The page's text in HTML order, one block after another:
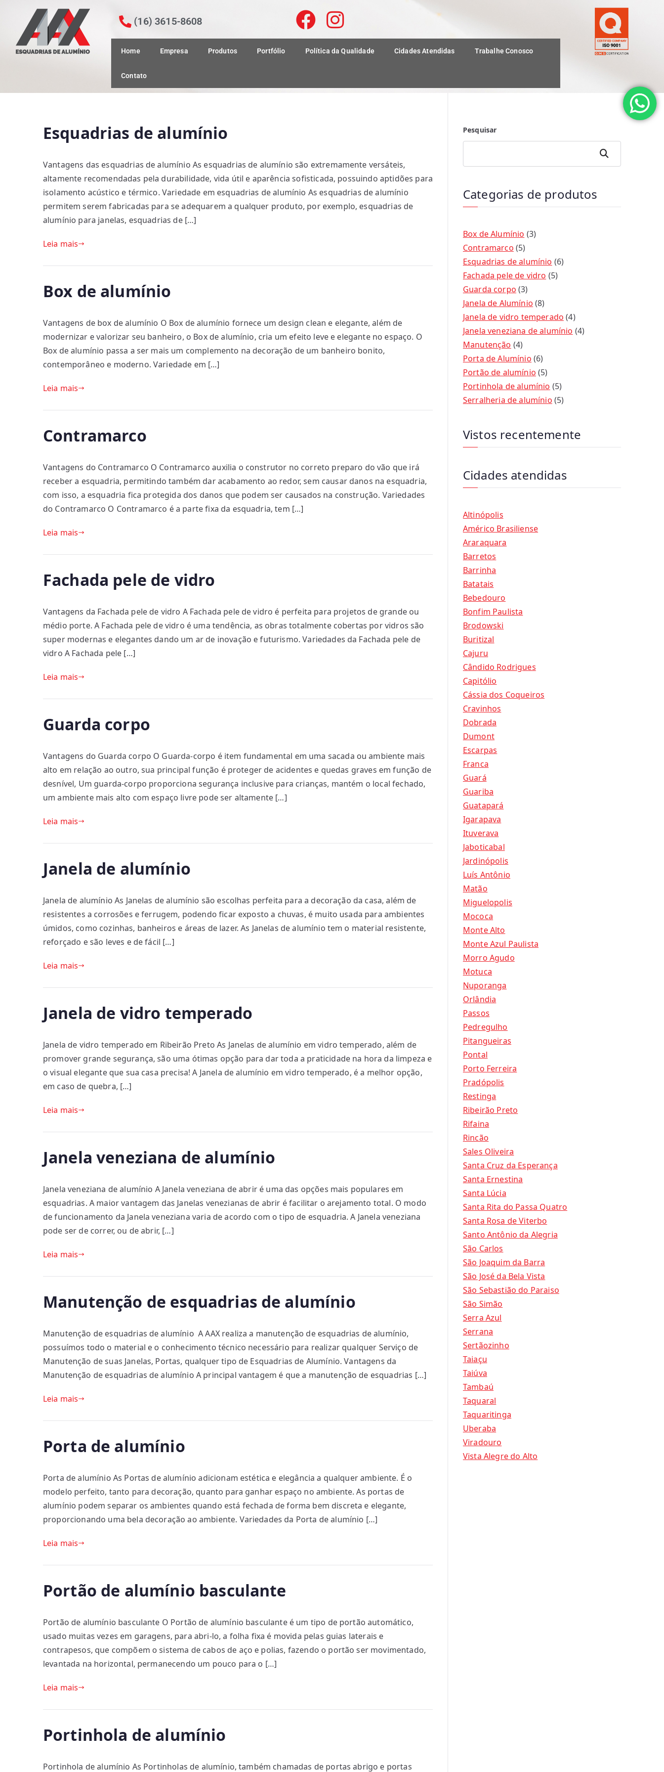
(16) 3615-8608
Home Empresa Produtos Portfólio Política da Qualidade Cidades Atendidas Trabalhe Conosco
Contato
Esquadrias de alumínio
Vantagens das esquadrias de alumínio As esquadrias de alumínio são extremamente versáteis,
altamente recomendadas pela durabilidade, vida útil e aparência sofisticada, possuindo aptidões para
isolamento acústico e térmico. Variedade em esquadrias de alumínio As esquadrias de alumínio
permitem serem fabricadas para se adequarem a qualquer produto, por exemplo, esquadrias de
alumínio para janelas, esquadrias de […]
Leia mais
Box de alumínio
Vantagens de box de alumínio O Box de alumínio fornece um design clean e elegante, além de
modernizar e valorizar seu banheiro, o Box de alumínio, cria um efeito leve e elegante no espaço. O
Box de alumínio passa a ser mais um complemento na decoração de um banheiro bonito,
contemporâneo e moderno. Variedade em […]
Leia mais
Contramarco
Vantagens do Contramarco O Contramarco auxilia o construtor no correto preparo do vão que irá
receber a esquadria, permitindo também dar acabamento ao redor, sem causar danos na esquadria,
com isso, a esquadria fica protegida dos danos que podem ser causados na construção. Variedades
do Contramarco O Contramarco é a parte fixa da esquadria, tem […]
Leia mais
Fachada pele de vidro
Vantagens da Fachada pele de vidro A Fachada pele de vidro é perfeita para projetos de grande ou
médio porte. A Fachada pele de vidro é uma tendência, as obras totalmente cobertas por vidros são
super modernas e elegantes dando um ar de inovação e futurismo. Variedades da Fachada pele de
vidro A Fachada pele […]
Leia mais
Guarda corpo
Vantagens do Guarda corpo O Guarda-corpo é item fundamental em uma sacada ou ambiente mais
alto em relação ao outro, sua principal função é proteger de acidentes e quedas graves em função de
desnível, Um guarda-corpo proporciona segurança inclusive para crianças, mantém o local fechado,
um ambiente mais alto com espaço livre pode ser altamente […]
Leia mais
Janela de alumínio
Janela de alumínio As Janelas de alumínio são escolhas perfeita para a decoração da casa, além de
resistentes a corrosões e ferrugem, podendo ficar exposto a chuvas, é muito usada para ambientes
úmidos, como cozinhas, banheiros e áreas de lazer. As Janelas de alumínio tem o material resistente,
reforçado e são leves e de fácil […]
Leia mais
Janela de vidro temperado
Janela de vidro temperado em Ribeirão Preto As Janelas de alumínio em vidro temperado, além de
promover grande segurança, são uma ótimas opção para dar toda a praticidade na hora da limpeza e
o visual elegante que sua casa precisa! A Janela de alumínio em vidro temperado, é a melhor opção,
em caso de quebra, […]
Leia mais
Janela veneziana de alumínio
Janela veneziana de alumínio A Janela veneziana de abrir é uma das opções mais populares em
esquadrias. A maior vantagem das Janelas venezianas de abrir é facilitar o arejamento total. O modo
de funcionamento da Janela veneziana varia de acordo com o tipo de esquadria. A Janela veneziana
pode ser de correr, ou de abrir, […]
Leia mais
Manutenção de esquadrias de alumínio
Manutenção de esquadrias de alumínio A AAX realiza a manutenção de esquadrias de alumínio,
possuímos todo o material e o conhecimento técnico necessário para realizar qualquer Serviço de
Manutenção de suas Janelas, Portas, qualquer tipo de Esquadrias de Alumínio. Vantagens da
Manutenção de esquadrias de alumínio A principal vantagem é que a manutenção de esquadrias […]
Leia mais
Porta de alumínio
Porta de alumínio As Portas de alumínio adicionam estética e elegância a qualquer ambiente. É o
modelo perfeito, tanto para decoração, quanto para ganhar espaço no ambiente. As portas de
alumínio podem separar os ambientes quando está fechada de forma bem discreta e elegante,
proporcionando uma bela decoração ao ambiente. Variedades da Porta de alumínio […]
Leia mais
Portão de alumínio basculante
Portão de alumínio basculante O Portão de alumínio basculante é um tipo de portão automático,
usado muitas vezes em garagens, para abri-lo, a folha fixa é movida pelas guias laterais e
contrapesos, que compõem o sistema de cabos de aço e polias, fazendo o portão ser movimentado,
levantada na horizontal, permanecendo um pouco para o […]
Leia mais
Portinhola de alumínio
Portinhola de alumínio As Portinholas de alumínio, também chamadas de portas abrigo e portas
Pesquisar
Pesquis
ar
Categorias de produtos
Box de Alumínio 3
Contramarco 5
Esquadrias de alumínio 6
Fachada pele de vidro 5
Guarda corpo 3
Janela de Alumínio 8
Janela de vidro temperado 4
Janela veneziana de alumínio 4
Manutenção 4
Porta de Alumínio 6
Portão de alumínio 5
Portinhola de alumínio 5
Serralheria de alumínio 5
Vistos recentemente
Cidades atendidas
Altinópolis
Américo Brasiliense
Araraquara
Barretos
Barrinha
Batatais
Bebedouro
Bonfim Paulista
Brodowski
Buritizal
Cajuru
Cândido Rodrigues
Capitólio
Cássia dos Coqueiros
Cravinhos
Dobrada
Dumont
Escarpas
Franca
Guará
Guariba
Guatapará
Igarapava
Ituverava
Jaboticabal
Jardinópolis
Luís Antônio
Matão
Miguelopolis
Mococa
Monte Alto
Monte Azul Paulista
Morro Agudo
Motuca
Nuporanga
Orlândia
Passos
Pedregulho
Pitangueiras
Pontal
Porto Ferreira
Pradópolis
Restinga
Ribeirão Preto
Rifaina
Rincão
Sales Oliveira
Santa Cruz da Esperança
Santa Ernestina
Santa Lúcia
Santa Rita do Passa Quatro
Santa Rosa de Viterbo
Santo Antônio da Alegria
São Carlos
São Joaquim da Barra
São José da Bela Vista
São Sebastião do Paraiso
São Simão
Serra Azul
Serrana
Sertãozinho
Taiaçu
Taiúva
Tambaú
Taquaral
Taquaritinga
Uberaba
Viradouro
Vista Alegre do Alto